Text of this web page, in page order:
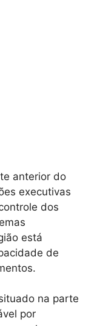
anterior do
executivas
dos
está
de
na parte
por